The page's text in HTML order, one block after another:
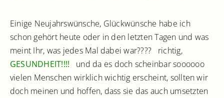
Einige Neujahrswünsche, Glückwünsche habe ich
schon gehört heute oder in den letzten Tagen und was
meint Ihr, was jedes Mal dabei war???? richtig,
GESUNDHEIT!!!!
und da es doch scheinbar soooooo
vielen Menschen wirklich wichtig erscheint, sollten wir
doch meinen und hoffen, dass sie das auch umsetzten